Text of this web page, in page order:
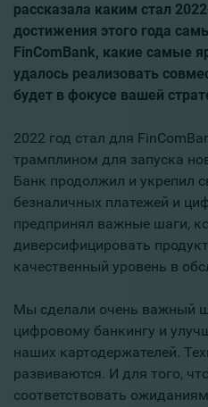
рассказала каким стал
достижения этого года
FinComBank, какие самые
удалось реализовать
будет в фокусе вашей
2022 год стал для
трамплином для запуска
Банк продолжил и укрепил
безналичных платежей и
предпринял важные шаги,
диверсифицировать
качественный уровень в
Мы сделали очень важный
цифровому банкингу и
наших картодержателей.
развиваются. И для того,
соответствовать